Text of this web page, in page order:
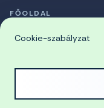
© 2026 Miskolci Egyetem
FŐOLDAL
Cookie-szabályzat